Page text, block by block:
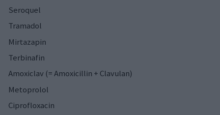
Seroquel
Tramadol
Mirtazapin
Terbinafin
Amoxiclav (= Amoxicillin + Clavulan)
Metoprolol
Ciprofloxacin